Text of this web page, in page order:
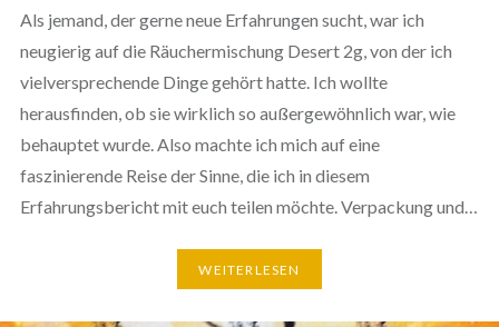
Als jemand, der gerne neue Erfahrungen sucht, war ich
neugierig auf die Räuchermischung Desert 2g, von der ich
vielversprechende Dinge gehört hatte. Ich wollte
herausfinden, ob sie wirklich so außergewöhnlich war, wie
behauptet wurde. Also machte ich mich auf eine
faszinierende Reise der Sinne, die ich in diesem
Erfahrungsbericht mit euch teilen möchte. Verpackung und…
WEITERLESEN